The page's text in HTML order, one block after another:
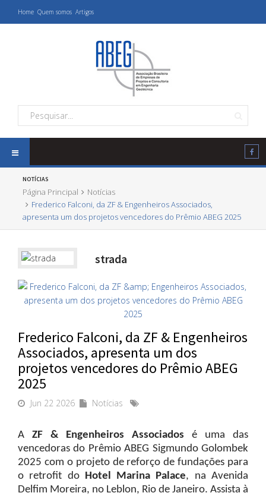
Home Quem somos Artigos
NOTÍCIAS
Página Principal
Notícias
Frederico Falconi, da ZF & Engenheiros Associados,
apresenta um dos projetos vencedores do Prêmio ABEG 2025
strada
Frederico Falconi, da ZF & Engenheiros
Associados, apresenta um dos
projetos vencedores do Prêmio ABEG
2025
Jun 22 2026 Notícias
A ZF & Engenheiros Associados é uma das
vencedoras do Prêmio ABEG Sigmundo Golombek
2025 com o projeto de reforço de fundações para
o retrofit do Hotel Marina Palace, na Avenida
Delfim Moreira, no Leblon, Rio de Janeiro. Assista à